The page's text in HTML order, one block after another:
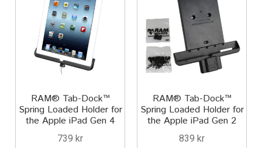
RAM® Tab-Dock™
Spring Loaded Holder for
the Apple iPad Gen 4
739 kr
RAM® Tab-Dock™
Spring Loaded Holder for
the Apple iPad Gen 2
839 kr